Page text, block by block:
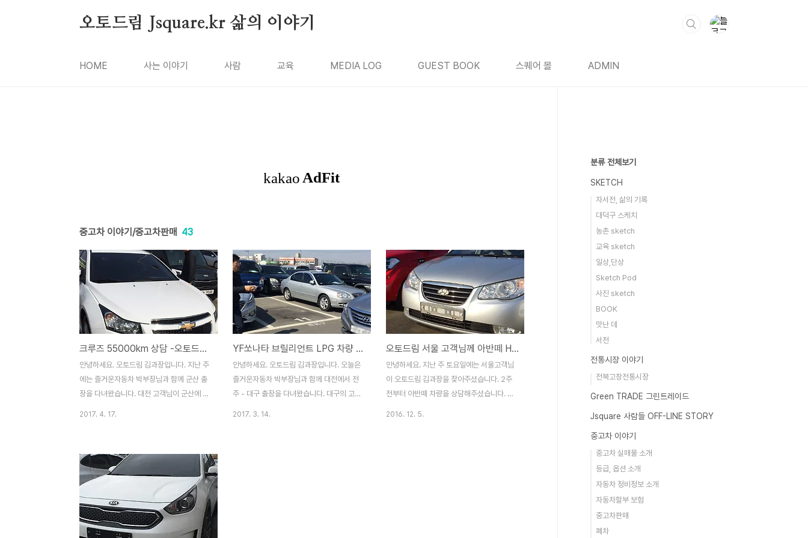
오토드림 Jsquare.kr 삶의 이야기
HOME 사는 이야기 사람 교육 MEDIA LOG GUEST BOOK 스퀘어 몰 ADMIN
중고차 이야기/중고차판매 43
크루즈 55000km 상담 -오토드림 김과장, 군산-대전 여행
안녕하세요. 오토드림 김과장입니다. 지난 주
에는 즐거운자동차 박부장님과 함께 군산 출
장을 다녀왔습니다. 대전 고객님이 군산에 있
시간 30분 가량 걸리더군요. 중간 부여백제
휴게소에서 쉬었다 갔습니다. 군산에서 확인
한 크루즈입니다. 54900km 연식에 비해
얼마 타지 않은 차량이고 가격대로 괜찮은 가
격대였습니다. 에어컨도 잘 나오고, 타이어
2017. 4. 17.
YF쏘나타 브릴리언트 LPG 차량 구입 대행 -대전에서 대구로 출장
안녕하세요. 오토드림 김과장입니다. 오늘은
즐거운자동차 박부장님과 함께 대전에서 전
주 - 대구 출장을 다녀왔습니다. 대구의 고객
2017. 3. 14.
오토드림 서울 고객님께 아반떼 HD 상담계약 - 대전중고차
안녕하세요. 지난 주 토요일에는 서울고객님
이 오토드림 김과장을 찾아주셨습니다. 2주
전부터 아반떼 차량을 상담해주셨습니다. 오
2016. 12. 5.
분류 전체보기
SKETCH
자서전, 삶의 기록
대덕구 스케치
농촌 sketch
교육 sketch
일상,단상
Sketch Pod
사진 sketch
BOOK
맛난 데
서천
전통시장 이야기
전북고창전통시장
Green TRADE 그린트레이드
Jsquare 사람들 OFF-LINE STORY
중고차 이야기
중고차 실매물 소개
등급, 옵션 소개
자동차 정비정보 소개
자동차할부 보험
중고차판매
폐차